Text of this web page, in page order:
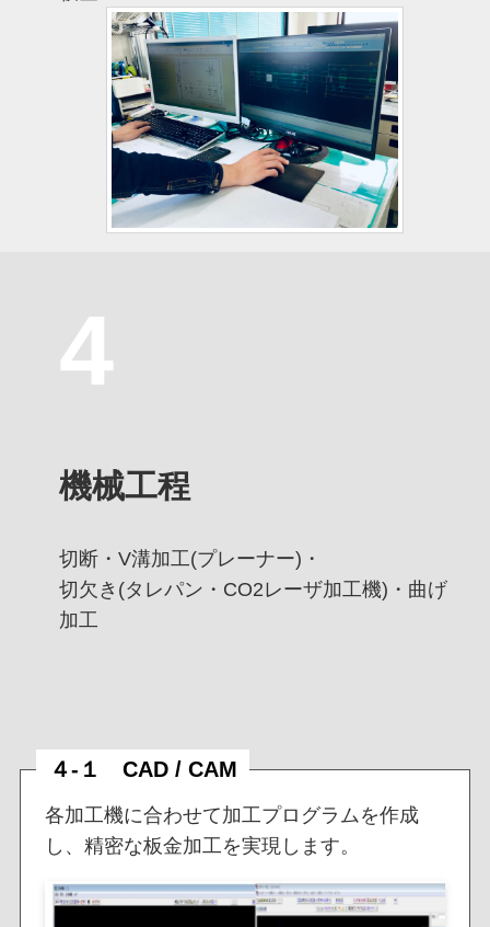
4
機械工程
切断・V溝加工(プレーナー)・
切欠き(タレパン・CO2レーザ加工機)・曲げ
加工
４-１ CAD / CAM
各加工機に合わせて加工プログラムを作成
し、精密な板金加工を実現します。